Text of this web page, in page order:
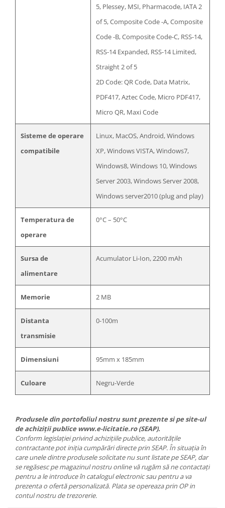
5, Plessey, MSI, Pharmacode, IATA 2
of 5, Composite Code -A, Composite
Code -B, Composite Code-C, RSS-14,
RSS-14 Expanded, RSS-14 Limited,
Straight 2 of 5
2D Code: QR Code, Data Matrix,
PDF417, Aztec Code, Micro PDF417,
Micro QR, Maxi Code
Sisteme de operare
compatibile
Linux, MacOS, Android, Windows
XP, Windows VISTA, Windows7,
Windows8, Windows 10, Windows
Server 2003, Windows Server 2008,
Windows server2010 (plug and play)
Temperatura de
operare
0°C – 50°C
Sursa de
alimentare
Acumulator Li-Ion, 2200 mAh
Memorie 2 MB
Distanta
transmisie
0-100m
Dimensiuni 95mm x 185mm
Culoare Negru-Verde
Produsele din portofoliul nostru sunt prezente si pe site-ul
de achiziții publice www.e-licitatie.ro (SEAP).
Conform legislației privind achizițiile publice, autoritățile
contractante pot iniția cumpărări directe prin SEAP. În situația în
care unele dintre produsele solicitate nu sunt listate pe SEAP, dar
se regăsesc pe magazinul nostru online vă rugăm să ne contactați
pentru a le introduce în catalogul electronic sau pentru a va
prezenta o ofertă personalizată. Plata se opereaza prin OP in
contul nostru de trezorerie.